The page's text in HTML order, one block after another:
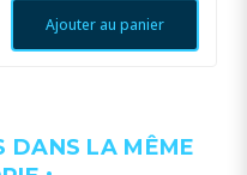
Ajouter au panier
DANS LA MÊME